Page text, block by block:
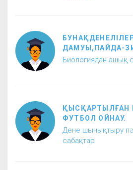
ДАМУЫ,ПАЙДА-
Биологиядан ашық
ҚЫСҚАРТЫЛҒАН
ФУТБОЛ ОЙНАУ.
Дене шынықтыру
сабақтар